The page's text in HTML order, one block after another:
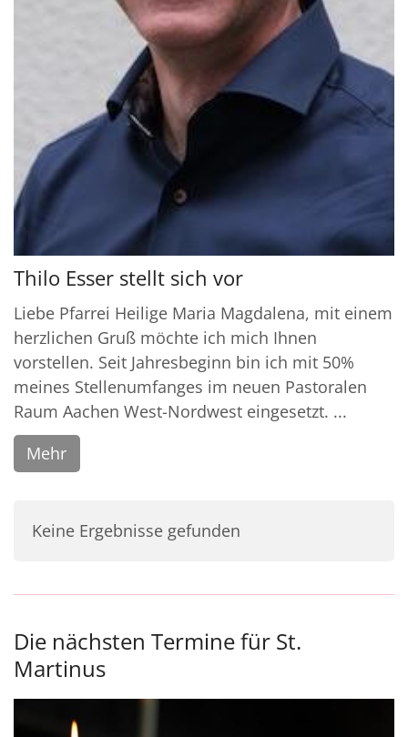
Thilo Esser stellt sich vor
Liebe Pfarrei Heilige Maria Magdalena, mit einem
herzlichen Gruß möchte ich mich Ihnen
vorstellen. Seit Jahresbeginn bin ich mit 50%
meines Stellenumfanges im neuen Pastoralen
Raum Aachen West-Nordwest eingesetzt. ...
Mehr
Keine Ergebnisse gefunden
Die nächsten Termine für St.
Martinus